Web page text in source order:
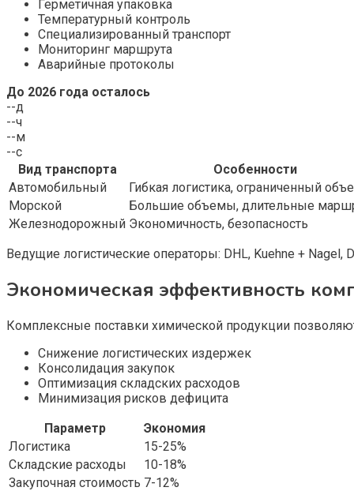
Герметичная упаковка
Температурный контроль
Специализированный транспорт
Мониторинг маршрута
Аварийные протоколы
До 2026 года осталось
--д
--ч
--м
--с
Вид транспорта
Особенности
Автомобильный
Гибкая логистика, ограниченный
Морской
Большие объемы, длительные
Железнодорожный Экономичность, безопасность
Ведущие логистические операторы: DHL, Kuehne + Nagel,
Экономическая эффективность
Комплексные поставки химической продукции
Снижение логистических издержек
Консолидация закупок
Оптимизация складских расходов
Минимизация рисков дефицита
Параметр
Экономия
Логистика
15-25%
Складские расходы
10-18%
Закупочная стоимость 7-12%